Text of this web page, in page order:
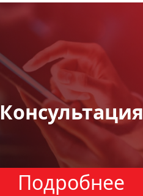
Консультация
Подробнее